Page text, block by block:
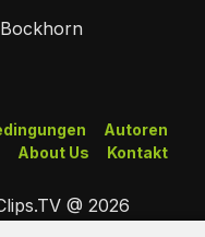
Autoren
Kontakt
About Us
@ 2026